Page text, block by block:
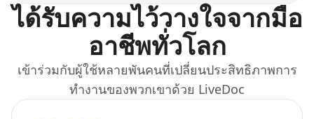
ได้รับความไว้วางใจจากมือ
อาชีพทั่วโลก
เข้าร่วมกับผู้ใช้หลายพันคนที่เปลี่ยนประสิทธิภาพการ
ทำงานของพวกเขาด้วย LiveDoc